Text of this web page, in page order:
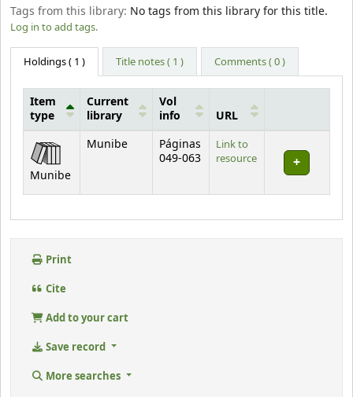
Tags from this library: No tags from this library for this title.
Log in to add tags.
Holdings( 1 ) Title notes ( 1 ) Comments ( 0 )
Holdings
Item
type
Current
library
Vol
info
URL
Munibe
Munibe
Páginas
049-063
Link to
resource
Print
Cite
Add to your cart
Save record
More searches